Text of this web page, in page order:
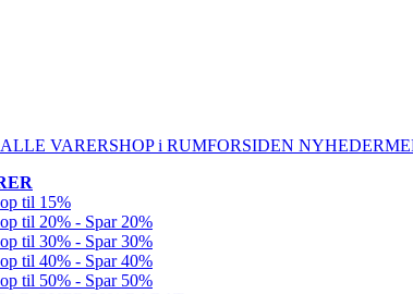
VARERSHOP i RUMFORSIDEN NYHEDER
til 15%
til 20% - Spar 20%
til 30% - Spar 30%
til 40% - Spar 40%
til 50% - Spar 50%